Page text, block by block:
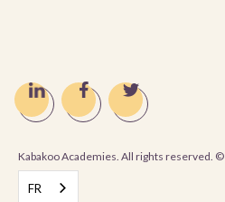
Kabakoo Academies. All rights reserved. ©
FR